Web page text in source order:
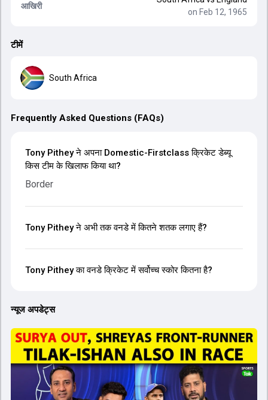
आखिरी
on Feb 12, 1965
टीमें
South Africa
Frequently Asked Questions (FAQs)
Tony Pithey ने अपना Domestic-Firstclass क्रिकेट डेब्यू
किस टीम के खिलाफ किया था?
Border
Tony Pithey ने अभी तक वनडे में कितने शतक लगाए हैं?
Tony Pithey का वनडे क्रिकेट में सर्वोच्च स्कोर कितना है?
न्यूज अपडेट्स